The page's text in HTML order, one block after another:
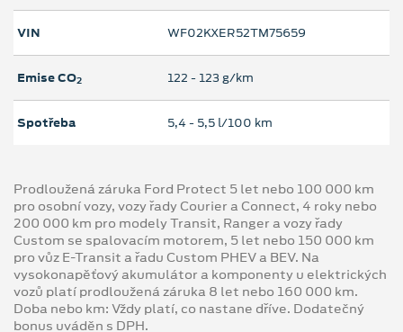
VIN WF02KXER52TM75659
Emise CO2 122 ‐ 123 g/km
Spotřeba 5,4 ‐ 5,5 l/100 km
Prodloužená záruka Ford Protect 5 let nebo 100 000 km
pro osobní vozy, vozy řady Courier a Connect, 4 roky nebo
200 000 km pro modely Transit, Ranger a vozy řady
Custom se spalovacím motorem, 5 let nebo 150 000 km
pro vůz E-Transit a řadu Custom PHEV a BEV. Na
vysokonapěťový akumulátor a komponenty u elektrických
vozů platí prodloužená záruka 8 let nebo 160 000 km.
Doba nebo km: Vždy platí, co nastane dříve. Dodatečný
bonus uváděn s DPH.